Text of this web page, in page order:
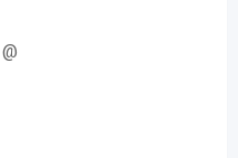
@